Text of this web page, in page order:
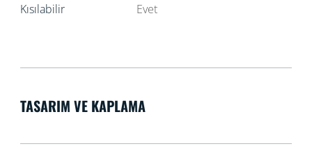
Kısılabilir Evet
TASARIM VE KAPLAMA